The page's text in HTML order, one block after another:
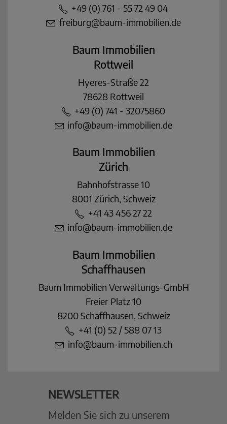
+49 (0) 761 - 55 72 49 04
freiburg@baum-immobilien.de
Baum Immobilien
Rottweil
Hyeres-Straße 22
78628 Rottweil
+49 (0) 741 - 32075860
info@baum-immobilien.de
Baum Immobilien
Zürich
Bahnhofstrasse 10
8001 Zürich, Schweiz
+41 43 456 27 22
info@baum-immobilien.de
Baum Immobilien
Schaffhausen
Baum Immobilien Verwaltungs-GmbH
Freier Platz 10
8200 Schaffhausen, Schweiz
+41 (0) 52 / 588 07 13
info@baum-immobilien.ch
NEWSLETTER
Melden Sie sich zu unserem